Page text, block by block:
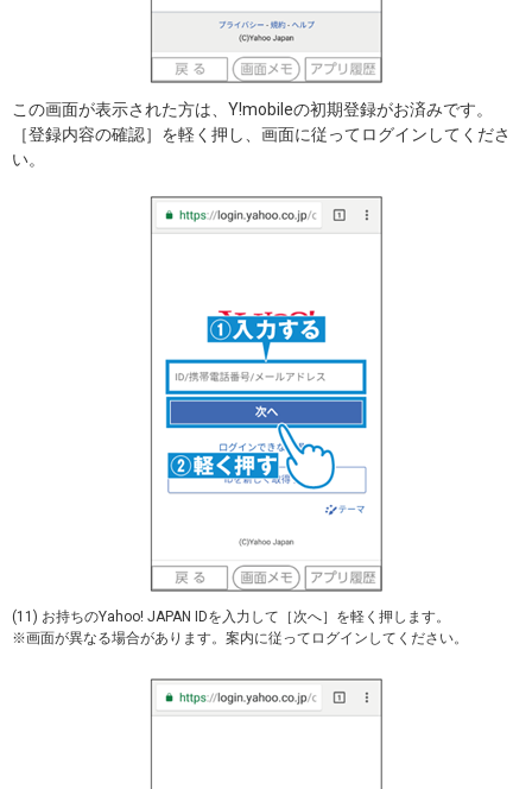
この画面が表示された方は、Y!mobileの初期登録がお済みです。
［登録内容の確認］を軽く押し、画面に従ってログインしてくださ
い。
(11) お持ちのYahoo! JAPAN IDを入力して［次へ］を軽く押します。
※画面が異なる場合があります。案内に従ってログインしてください。